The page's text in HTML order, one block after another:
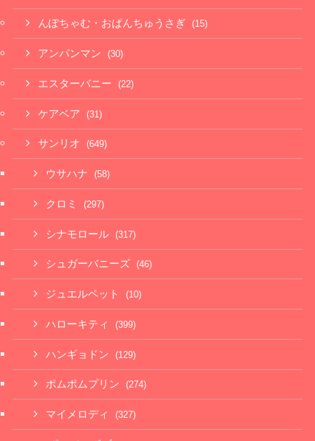
んぽちゃむ・おぱんちゅうさぎ (15)
アンパンマン (30)
エスターバニー (22)
ケアベア (31)
サンリオ (649)
ウサハナ (58)
クロミ (297)
シナモロール (317)
シュガーバニーズ (46)
ジュエルペット (10)
ハローキティ (399)
ハンギョドン (129)
ポムポムプリン (274)
マイメロディ (327)